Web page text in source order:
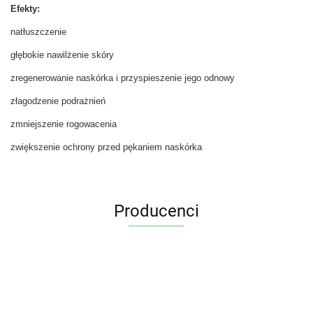
Efekty:
natłuszczenie
głębokie nawilżenie skóry
zregenerowanie naskórka i przyspieszenie jego odnowy
złagodzenie podrażnień
zmniejszenie rogowacenia
zwiększenie ochrony przed pękaniem naskórka
Producenci